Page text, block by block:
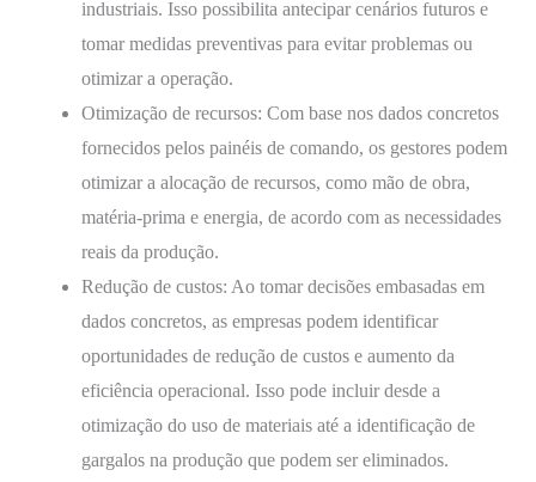
industriais. Isso possibilita antecipar cenários futuros e
tomar medidas preventivas para evitar problemas ou
otimizar a operação.
Otimização de recursos: Com base nos dados concretos
fornecidos pelos painéis de comando, os gestores podem
otimizar a alocação de recursos, como mão de obra,
matéria-prima e energia, de acordo com as necessidades
reais da produção.
Redução de custos: Ao tomar decisões embasadas em
dados concretos, as empresas podem identificar
oportunidades de redução de custos e aumento da
eficiência operacional. Isso pode incluir desde a
otimização do uso de materiais até a identificação de
gargalos na produção que podem ser eliminados.